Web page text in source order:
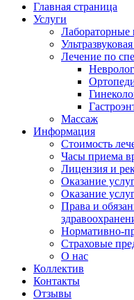
Главная страница
Услуги
Лабораторные
Лечение по
Массаж
Информация
Стоимость
Часы приема
Лицензия и
Оказание
Оказание
Права и
Нормативно-
Страховые
О нас
Коллектив
Контакты
Отзывы